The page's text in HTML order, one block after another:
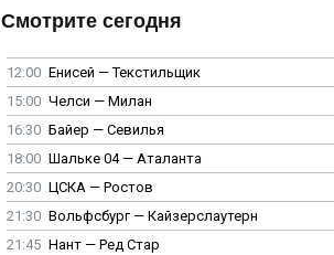
Смотрите сегодня
12:00 Енисей — Текстильщик
15:00 Челси — Милан
16:30 Байер — Севилья
18:00 Шальке 04 — Аталанта
20:30 ЦСКА — Ростов
21:30 Вольфсбург — Кайзерслаутерн
21:45 Нант — Ред Стар